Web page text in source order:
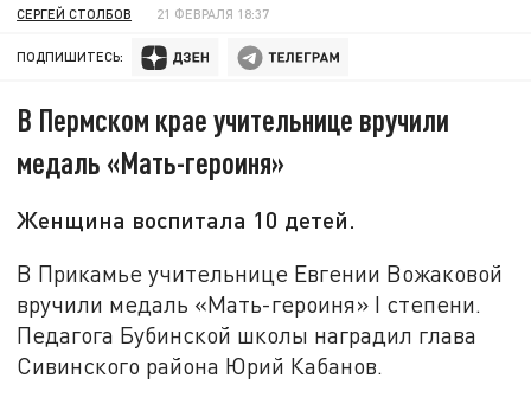
СЕРГЕЙ СТОЛБОВ 21 ФЕВРАЛЯ 18:37
ПОДПИШИТЕСЬ:
В Пермском крае учительнице вручили
медаль «Мать-героиня»
Женщина воспитала 10 детей.
В Прикамье учительнице Евгении Вожаковой
вручили медаль «Мать-героиня» I степени.
Педагога Бубинской школы наградил глава
Сивинского района Юрий Кабанов.